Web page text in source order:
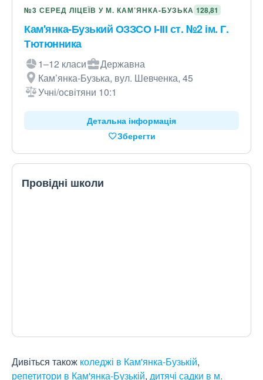
№3 СЕРЕД ЛІЦЕЇВ У М. КАМ’ЯНКА-БУЗЬКА 128,81
Кам'янка-Бузький ОЗЗСО І-ІІІ ст. №2 ім. Г.
Тютюнника
1–12 класи
Державна
Кам’янка-Бузька, вул. Шевченка, 45
Учні/освітяни 10:1
Детальна інформація
Зберегти
Провідні школи
Дивіться також коледжі в Кам'янка-Бузькій,
репетитори в Кам'янка-Бузькій, дитячі садки в м.